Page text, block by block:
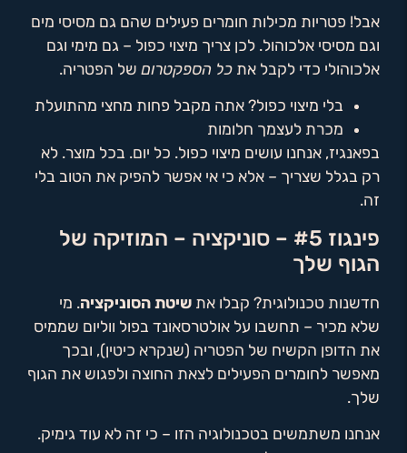
אבל! פטריות מכילות חומרים פעילים שהם גם מסיסי מים
וגם מסיסי אלכוהול. לכן צריך מיצוי כפול – גם מימי וגם
אלכוהולי כדי לקבל את כל הספקטרום של הפטריה.
בלי מיצוי כפול? אתה מקבל פחות מחצי מהתועלת
מכרת לעצמך חלומות
בפאנגיז, אנחנו עושים מיצוי כפול. כל יום. בכל מוצר. לא
רק בגלל שצריך – אלא כי אי אפשר להפיק את הטוב בלי
זה.
פינגוז #5 – סוניקציה – המוזיקה של
הגוף שלך
חדשנות טכנולוגית? קבלו את שיטת הסוניקציה. מי
שלא מכיר – תחשבו על אולטרסאונד בפול ווליום שממיס
את הדופן הקשיח של הפטריה (שנקרא כיטין), ובכך
מאפשר לחומרים הפעילים לצאת החוצה ולפגוש את הגוף
שלך.
אנחנו משתמשים בטכנולוגיה הזו – כי זה לא עוד גימיק.